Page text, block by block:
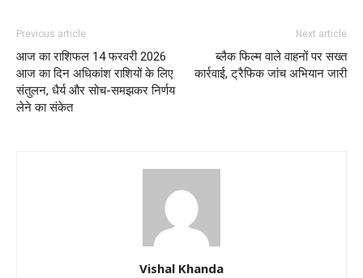
Previous article
आज का राशिफल 14 फरवरी 2026
आज का दिन अधिकांश राशियों के लिए
संतुलन, धैर्य और सोच-समझकर निर्णय
लेने का संकेत
Next article
ब्लैक फिल्म वाले वाहनों पर सख्त
कार्रवाई, ट्रैफिक जांच अभियान जारी
Vishal Khanda